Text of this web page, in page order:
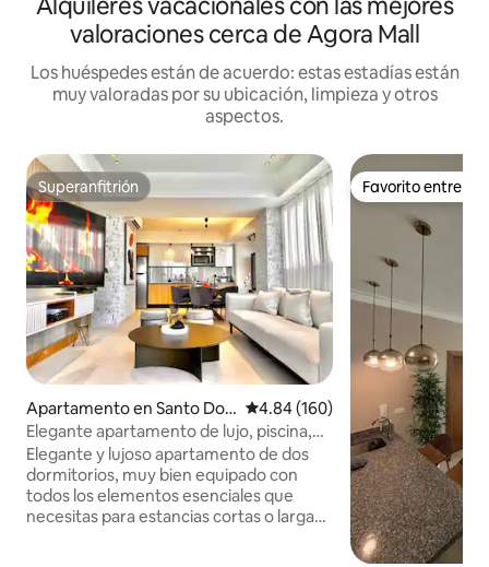
valoraciones cerca de Agora Mall
Los huéspedes están de acuerdo: estas estadías están
muy valoradas por su ubicación, limpieza y otros
aspectos.
Superanfitrión
Superanfitrión
Apartamento en Santo Do
mingo
Calificación promedio: 4.84 de
4.84 (160)
Elegante apartamento de lujo, piscina,
excelentes vistas, cerca de todo
Elegante y lujoso apartamento de dos
dormitorios, muy bien equipado con
todos los elementos esenciales que
necesitas para estancias cortas o largas;
Favorito entre
Favorito entre